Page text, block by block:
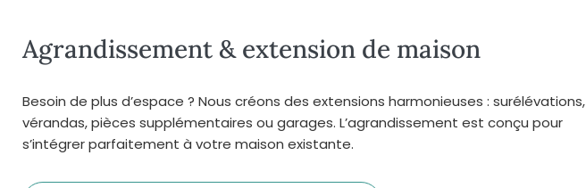
Agrandissement & extension de maison
Besoin de plus d’espace ? Nous créons des extensions harmonieuses : surélévations,
vérandas, pièces supplémentaires ou garages. L’agrandissement est conçu pour
s’intégrer parfaitement à votre maison existante.